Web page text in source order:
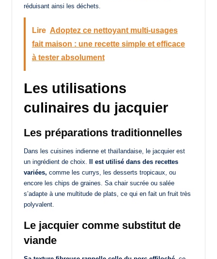
réduisant ainsi les déchets.
Lire Adoptez ce nettoyant multi-usages
fait maison : une recette simple et efficace
à tester absolument
Les utilisations
culinaires du jacquier
Les préparations traditionnelles
Dans les cuisines indienne et thaïlandaise, le jacquier est
un ingrédient de choix.
Il est utilisé dans des recettes
variées, comme les currys, les desserts tropicaux, ou
encore les chips de graines. Sa chair sucrée ou salée
s’adapte à une multitude de plats, ce qui en fait un fruit très
polyvalent.
Le jacquier comme substitut de
viande